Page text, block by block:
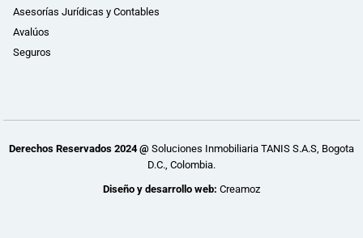
Asesorías Jurídicas y Contables
Avalúos
Seguros
Derechos Reservados 2024 @ Soluciones Inmobiliaria TANIS S.A.S, Bogota
D.C., Colombia.
Diseño y desarrollo web: Creamoz